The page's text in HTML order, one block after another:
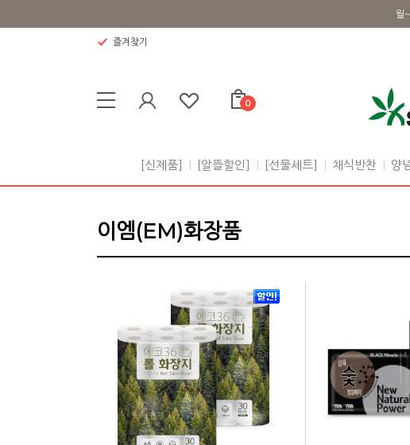
월
즐겨찾기
0
[신제품] [알뜰할인] [선물세트] 채식반찬 양
이엠(EM)화장품